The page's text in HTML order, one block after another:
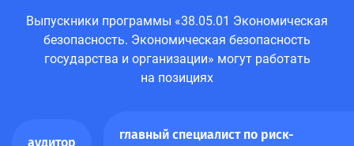
Выпускники программы «38.05.01 Экономическая
безопасность. Экономическая безопасность
государства и организации» могут работать
на позициях
аудитор
главный специалист по риск-